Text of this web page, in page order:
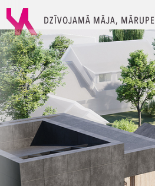
DZĪVOJAMĀ MĀJA, MĀRUPE